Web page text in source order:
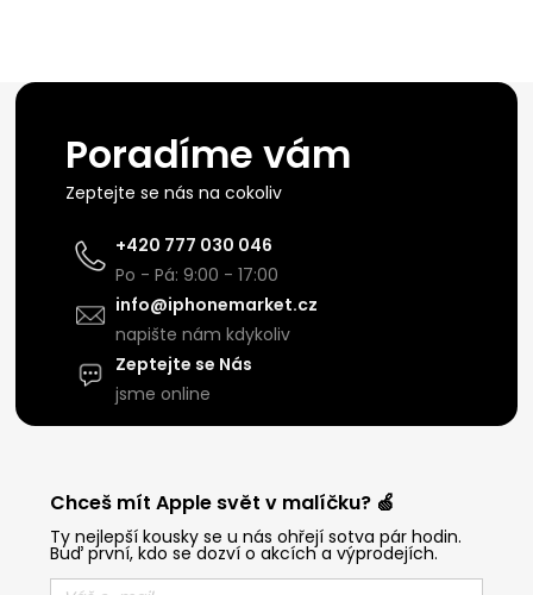
Poradíme vám
Zeptejte se nás na cokoliv
+420 777 030 046
Po - Pá: 9:00 - 17:00
info@iphonemarket.cz
napište nám kdykoliv
Zeptejte se Nás
jsme online
Chceš mít Apple svět v malíčku? 🍏
Ty nejlepší kousky se u nás ohřejí sotva pár hodin.
Buď první, kdo se dozví o akcích a výprodejích.